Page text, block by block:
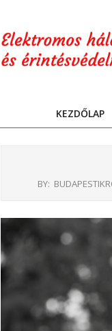
KEZDŐLAP
BY: